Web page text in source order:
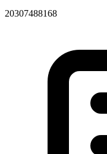
20307488168